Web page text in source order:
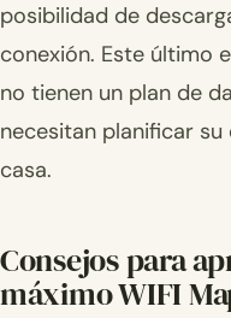
posibilidad de
conexión. Este último
no tienen un plan de
necesitan planificar
casa.
Consejos para
máximo WIFI